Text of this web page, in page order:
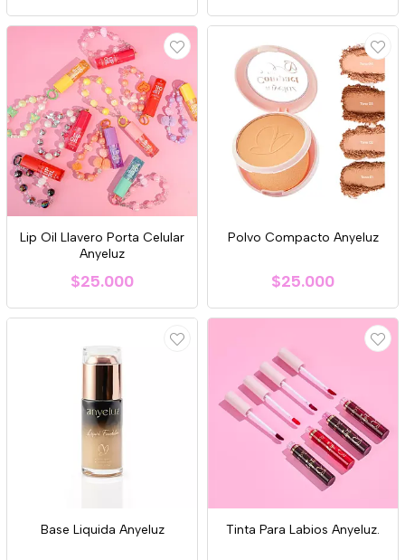
Lip Oil Llavero Porta Celular
Anyeluz
$25.000
Polvo Compacto Anyeluz
$25.000
Base Liquida Anyeluz Tinta Para Labios Anyeluz.